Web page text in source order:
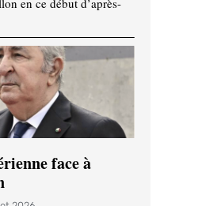
en ce début d’après-
face à